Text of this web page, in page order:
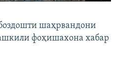
шаҳрвандони
фоҳишахона хабар